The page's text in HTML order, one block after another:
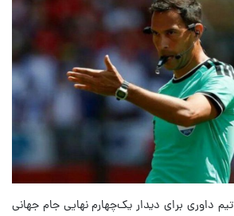
داوری برای دیدار یک‌چهارم نهایی جام جهانی